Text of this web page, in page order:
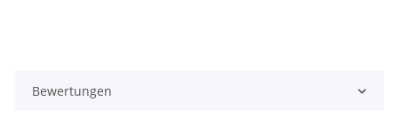
Bewertungen